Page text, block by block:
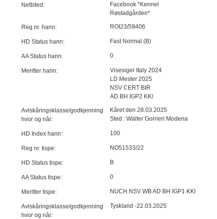
Nettsted:
Facebook *Kennel
Røstadgården*
Reg nr. hann: ROI23/59406
HD Status hann: Fast Normal (B)
AA Status hann: 0
Meritter hann:
Visesiger Italy 2024
LD Mester 2025
NSV CERT BIR
AD BH IGP2 KKl
Avlskåringsklasse/godkjenning
hvor og når:
Kåret den 28.03.2025
Sted : Walter Gorrieri Modena
HD Index hann: 100
Reg nr. tispe: NO51533/22
HD Status tispe: B
AA Status tispe: 0
Meritter tispe: NUCH NSV WB AD BH IGP1 KKl
Avlskåringsklasse/godkjenning
hvor og når:
Tyskland -22.03.2025